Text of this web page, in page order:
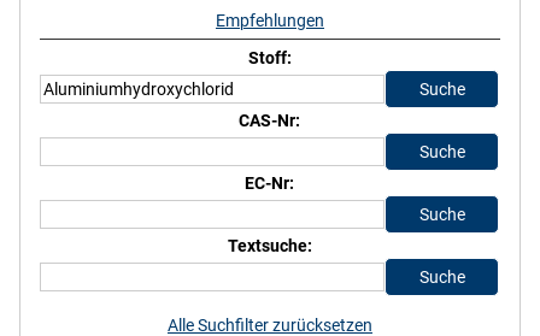
Empfehlungen
Stoff:
CAS-Nr:
EC-Nr:
Textsuche:
Alle Suchfilter zurücksetzen